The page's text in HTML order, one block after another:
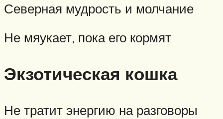
Северная мудрость и молчание
Не мяукает, пока его кормят
Экзотическая кошка
Не тратит энергию на разговоры